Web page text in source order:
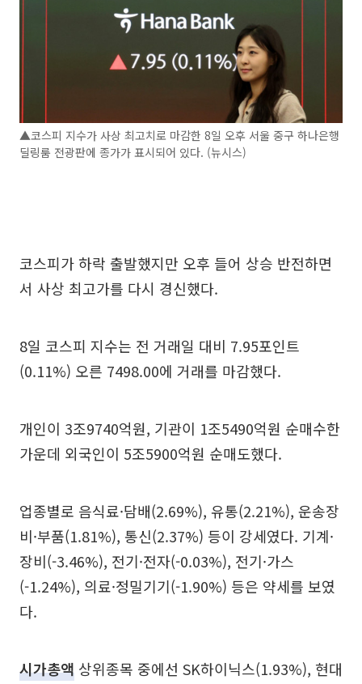
▲코스피 지수가 사상 최고치로 마감한 8일 오후 서울 중구 하나은행
딜링룸 전광판에 종가가 표시되어 있다. (뉴시스)
코스피가 하락 출발했지만 오후 들어 상승 반전하면
서 사상 최고가를 다시 경신했다.
8일 코스피 지수는 전 거래일 대비 7.95포인트
(0.11%) 오른 7498.00에 거래를 마감했다.
개인이 3조9740억원, 기관이 1조5490억원 순매수한
가운데 외국인이 5조5900억원 순매도했다.
업종별로 음식료·담배(2.69%), 유통(2.21%), 운송장
비·부품(1.81%), 통신(2.37%) 등이 강세였다. 기계·
장비(-3.46%), 전기·전자(-0.03%), 전기·가스
(-1.24%), 의료·정밀기기(-1.90%) 등은 약세를 보였
다.
시가총액 상위종목 중에선 SK하이닉스(1.93%), 현대